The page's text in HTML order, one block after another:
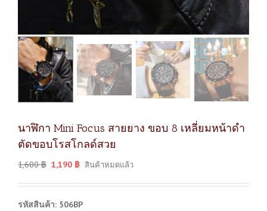
นาฬิกา Mini Focus สายยาง ขอบ 8 เหลี่ยมหน้าดำ
ตัดขอบโรสโกลด์สวย
1,600฿ 1,190 ฿ สินค้าหมดแล้ว
รหัสสินค้า: 506BP